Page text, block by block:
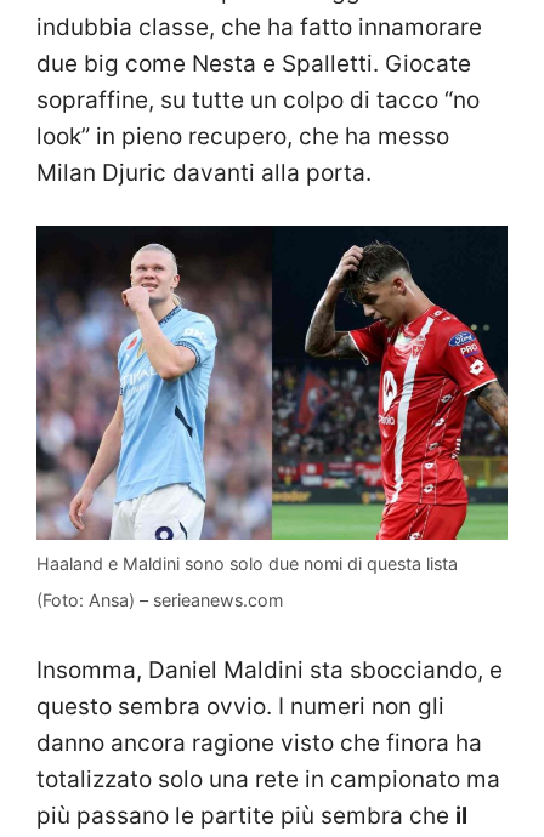
indubbia classe, che ha fatto innamorare
due big come Nesta e Spalletti. Giocate
sopraffine, su tutte un colpo di tacco “no
look” in pieno recupero, che ha messo
Milan Djuric davanti alla porta.
Haaland e Maldini sono solo due nomi di questa lista
(Foto: Ansa) – serieanews.com
Insomma, Daniel Maldini sta sbocciando, e
questo sembra ovvio. I numeri non gli
danno ancora ragione visto che finora ha
totalizzato solo una rete in campionato ma
più passano le partite più sembra che il